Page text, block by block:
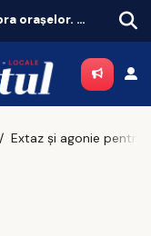
Pilonul II explodează: peste 8,5 milioane de oameni au bani puși deoparte